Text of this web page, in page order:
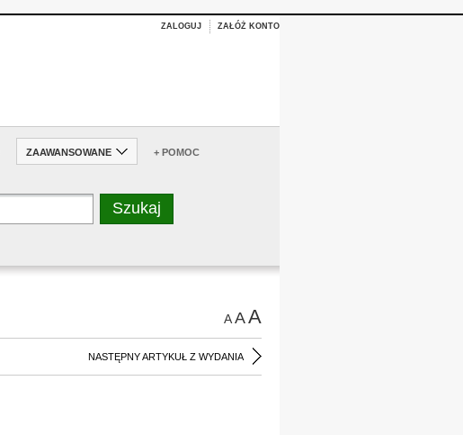
ZALOGUJ ZAŁÓŻ KONTO
ZAAWANSOWANE + POMOC
AAA
NASTĘPNY ARTYKUŁ Z WYDANIA